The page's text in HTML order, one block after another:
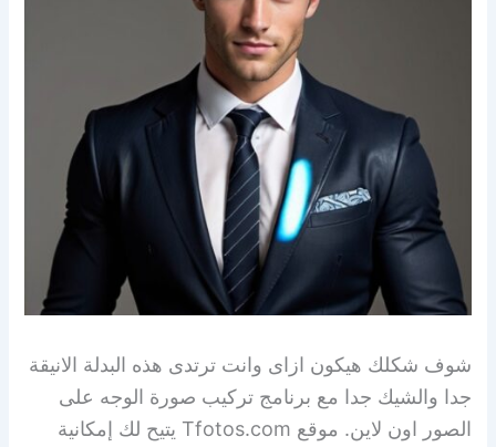
شوف شكلك هيكون ازاى وانت ترتدى هذه البدلة الانيقة
جدا والشيك جدا مع برنامج تركيب صورة الوجه على
الصور اون لاين. موقع Tfotos.com يتيح لك إمكانية